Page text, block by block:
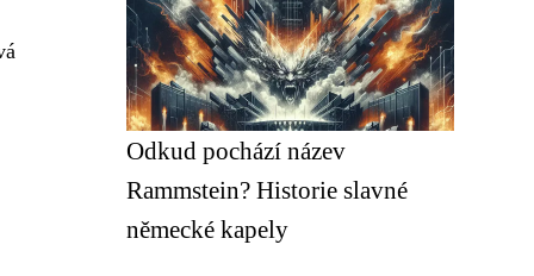
Odkud pochází název
Rammstein? Historie slavné
německé kapely